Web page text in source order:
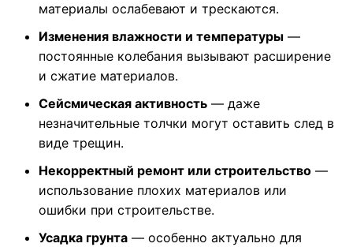
материалы ослабевают и трескаются.
Изменения влажности и температуры—
постоянные колебания вызывают расширение
и сжатие материалов.
Сейсмическая активность— даже
незначительные толчки могут оставить след в
виде трещин.
Некорректный ремонт или строительство—
использование плохих материалов или
ошибки при строительстве.
Усадка грунта— особенно актуально для